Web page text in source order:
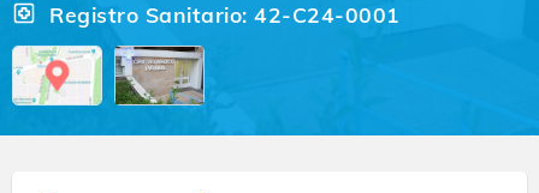
Registro Sanitario: 42-C24-0001